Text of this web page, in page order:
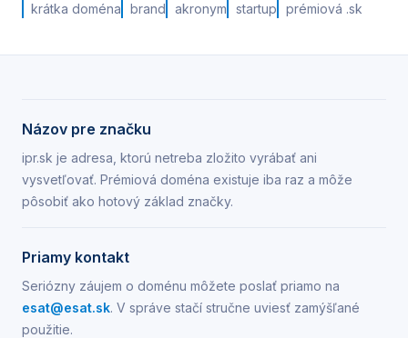
krátka doména brand akronym startup prémiová .sk
Názov pre značku
ipr.sk je adresa, ktorú netreba zložito vyrábať ani
vysvetľovať. Prémiová doména existuje iba raz a môže
pôsobiť ako hotový základ značky.
Priamy kontakt
Seriózny záujem o doménu môžete poslať priamo na
esat@esat.sk. V správe stačí stručne uviesť zamýšľané
použitie.